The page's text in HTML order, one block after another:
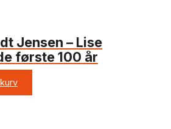
Jensen – Lise
første 100 år